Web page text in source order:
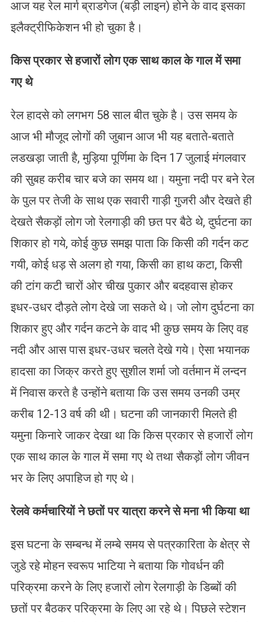
आज यह रेल मार्ग ब्राडगेज (बड़ी लाइन) होने के वाद इसका
इलैक्ट्रीफिकेशन भी हो चुका है।
किस प्रकार से हजारों लोग एक साथ काल के गाल में समा
गए थे
रेल हादसे को लगभग 58 साल बीत चुके है। उस समय के
आज भी मौजूद लोगों की जुबान आज भी यह बताते-बताते
लडखड़ा जाती है, मुड़िया पूर्णिमा के दिन 17 जुलाई मंगलवार
की सुबह करीब चार बजे का समय था। यमुना नदी पर बने रेल
के पुल पर तेजी के साथ एक सवारी गाड़ी गुजरी और देखते ही
देखते सैकड़ों लोग जो रेलगाड़ी की छत पर बैठे थे, दुर्घटना का
शिकार हो गये, कोई कुछ समझ पाता कि किसी की गर्दन कट
गयी, कोई धड़ से अलग हो गया, किसी का हाथ कटा, किसी
की टांग कटी चारों ओर चीख पुकार और बदहवास होकर
इधर-उधर दौड़ते लोग देखे जा सकते थे। जो लोग दुर्घटना का
शिकार हुए और गर्दन कटने के वाद भी कुछ समय के लिए वह
नदी और आस पास इधर-उधर चलते देखे गये। ऐसा भयानक
हादसा का जिक्र करते हुए सुशील शर्मा जो वर्तमान में लन्दन
में निवास करते है उन्होंने बताया कि उस समय उनकी उम्र
करीब 12-13 वर्ष की थी। घटना की जानकारी मिलते ही
यमुना किनारे जाकर देखा था कि किस प्रकार से हजारों लोग
एक साथ काल के गाल में समा गए थे तथा सैकड़ों लोग जीवन
भर के लिए अपाहिज हो गए थे।
रेलवे कर्मचारियों ने छतों पर यात्रा करने से मना भी किया था
इस घटना के सम्बन्ध में लम्बे समय से पत्रकारिता के क्षेत्र से
जुडे रहे मोहन स्वरूप भाटिया ने बताया कि गोवर्धन की
परिक्रमा करने के लिए हजारों लोग रेलगाड़ी के डिब्बों की
छतों पर बैठकर परिक्रमा के लिए आ रहे थे। पिछले स्टेशन